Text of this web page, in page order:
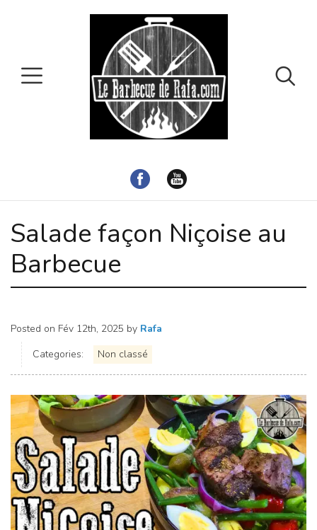
Salade façon Niçoise au
Barbecue
Posted on Fév 12th, 2025 by Rafa
Categories:
Non classé